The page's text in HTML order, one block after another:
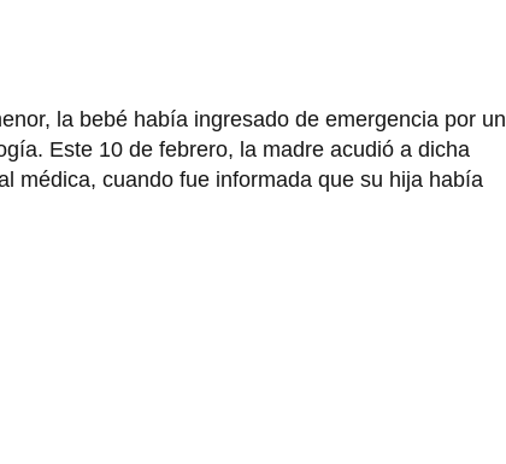
la bebé había ingresado de emergencia por un
Este 10 de febrero, la madre acudió a dicha
médica, cuando fue informada que su hija había